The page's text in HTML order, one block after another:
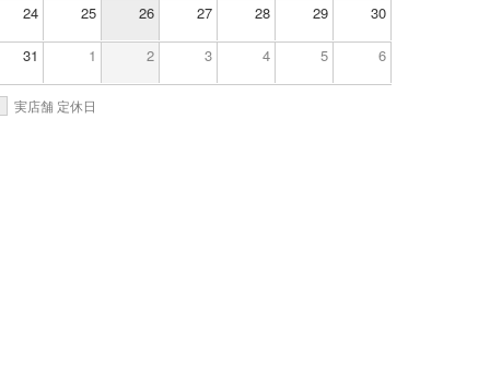
24 25 26 27 28 29 30
31 1 2 3 4 5 6
実店舗 定休日